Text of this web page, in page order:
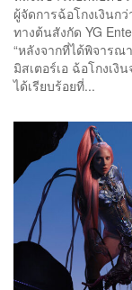
ผู้จัดการฉ้อโกงเงินก
ทางต้นสังกัด YG
“หลังจากที่ได้พิจารณ
มิสเตอร์เอ ฉ้อโกงเ
ได้เรียบร้อยที่...